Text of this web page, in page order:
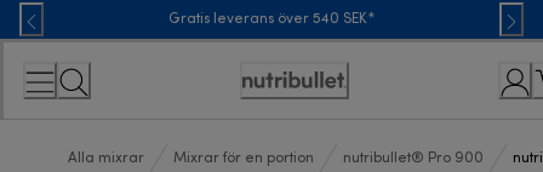
Skip
to
Content
Gratis leverans över 540 SEK*
Accessibility
Alla mixrar Mixrar för en portion nutribullet® Pro 900